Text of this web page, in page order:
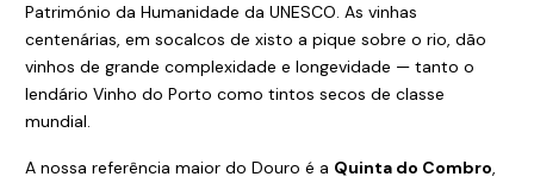
Património da Humanidade da UNESCO. As vinhas
centenárias, em socalcos de xisto a pique sobre o rio, dão
vinhos de grande complexidade e longevidade — tanto o
lendário Vinho do Porto como tintos secos de classe
mundial.
A nossa referência maior do Douro é a Quinta do Combro,